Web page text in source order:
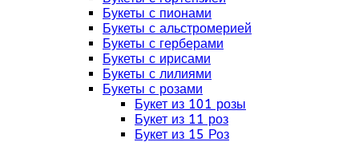
Букеты с пионами
Букеты с альстромерией
Букеты с герберами
Букеты с ирисами
Букеты с лилиями
Букеты с розами
Букет из 101 розы
Букет из 11 роз
Букет из 15 Роз